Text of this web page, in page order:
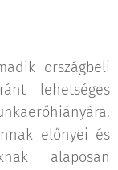
országbeli
lehetséges
előnyei és
alaposan